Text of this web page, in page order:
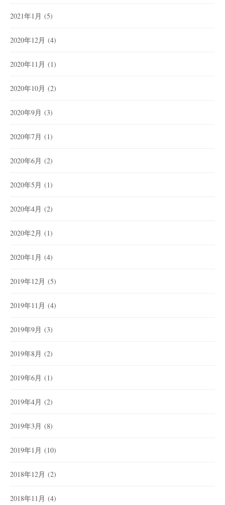
2021年1月 (5)
2020年12月 (4)
2020年11月 (1)
2020年10月 (2)
2020年9月 (3)
2020年7月 (1)
2020年6月 (2)
2020年5月 (1)
2020年4月 (2)
2020年2月 (1)
2020年1月 (4)
2019年12月 (5)
2019年11月 (4)
2019年9月 (3)
2019年8月 (2)
2019年6月 (1)
2019年4月 (2)
2019年3月 (8)
2019年1月 (10)
2018年12月 (2)
2018年11月 (4)